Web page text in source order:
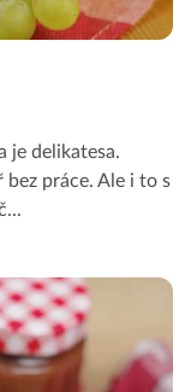
je delikatesa.
bez práce. Ale i to s
...